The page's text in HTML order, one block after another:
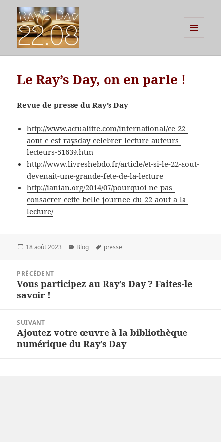
WIDGETS
Le Ray’s Day, on en parle !
Revue de presse du Ray’s Day
http://www.actualitte.com/international/ce-22-
aout-c-est-raysday-celebrer-lecture-auteurs-
lecteurs-51639.htm
http://www.livreshebdo.fr/article/et-si-le-22-aout-
devenait-une-grande-fete-de-la-lecture
http://ianian.org/2014/07/pourquoi-ne-pas-
consacrer-cette-belle-journee-du-22-aout-a-la-
lecture/
Publié
18 août 2023 Catégories
Blog
Mots-
presse
l’article
PRÉCÉDENT
Article
précédent :
Vous participez au Ray’s Day ? Faites-le
savoir !
SUIVANT
Article
suivant :
Ajoutez votre œuvre à la bibliothèque
numérique du Ray’s Day